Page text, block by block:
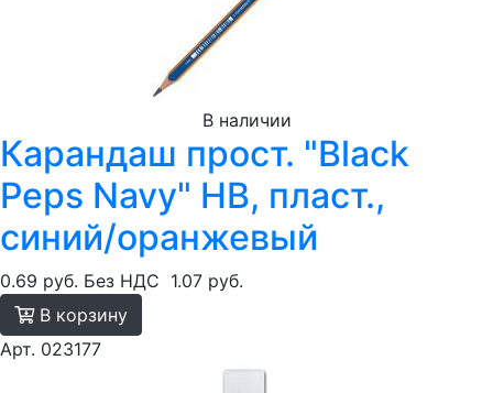
В наличии
Карандаш прост. "Black
Peps Navy" HB, пласт.,
синий/оранжевый
0.69 руб. Без НДС 1.07 руб.
В корзину
Арт. 023177